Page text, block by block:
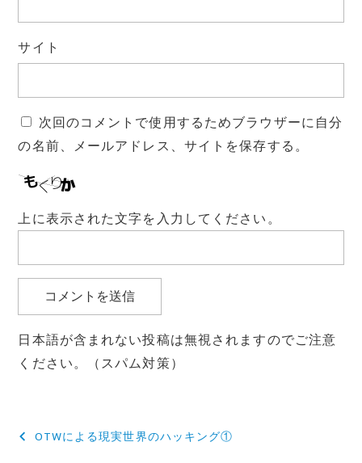
サイト
次回のコメントで使用するためブラウザーに自分
の名前、メールアドレス、サイトを保存する。
上に表示された文字を入力してください。
日本語が含まれない投稿は無視されますのでご注意
ください。（スパム対策）
投
OTWによる現実世界のハッキング①